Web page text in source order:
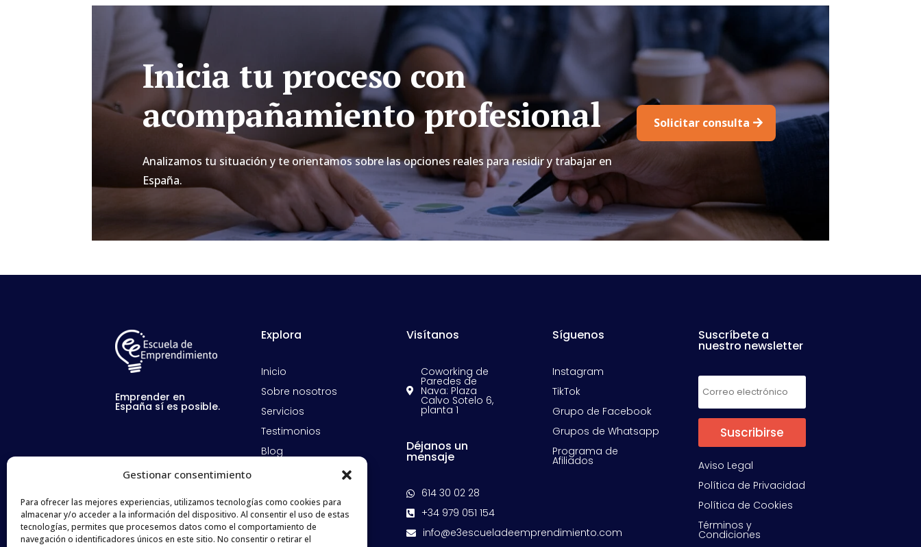
Gestionar consentimiento
Para ofrecer las mejores experiencias, utilizamos tecnologías como cookies para
almacenar y/o acceder a la información del dispositivo. Al consentir el uso de estas
tecnologías, permites que procesemos datos como el comportamiento de
navegación o identificadores únicos en este sitio. No consentir o retirar el
Inicia tu proceso con
acompañamiento profesional
Analizamos tu situación y te orientamos sobre las opciones reales para residir y trabajar en
España.
Solicitar consulta
Emprender en
España sí es posible.
Explora
Inicio
Sobre nosotros
Servicios
Testimonios
Blog
Visítanos

Coworking de
Paredes de
Nava: Plaza
Calvo Sotelo 6,
planta 1
Déjanos un
mensaje
 614 30 02 28
 +34 979 051 154
 info@e3escueladeemprendimiento.com
Síguenos
Instagram
TikTok
Grupo de Facebook
Grupos de Whatsapp
Programa de
Afiliados
Suscríbete a
nuestro newsletter
Suscribirse
Aviso Legal
Política de Privacidad
Política de Cookies
Términos y
Condiciones